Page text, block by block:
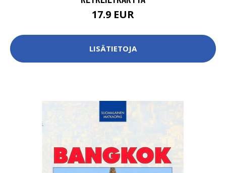
17.9 EUR
LISÄTIETOJA